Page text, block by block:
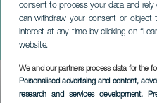
consent to process your data and rely
can withdraw your consent or object
interest at any time by clicking on
website.
We and our partners process data for the
Personalised advertising and content,
research and services development,
Ger "Si la
también".
Imagen
Listado